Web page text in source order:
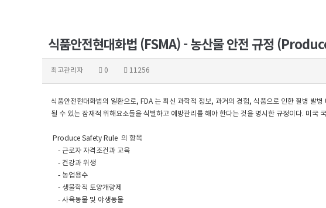
식품안전현대화법 (FSMA) - 농산물 안전 규정
최고관리자 0 11256
식품안전현대화법의 일환으로, FDA 는 최신 과학적 정보, 과거의 경험, 식품으로 인한 질병 발
될 수 있는 잠재적 위해요소들을 식별하고 예방관리를 해야 한다는 것을 명시한 규정이다. 미국
Produce Safety Rule 의 항목
- 근로자 자격조건과 교육
- 건강과 위생
- 농업용수
- 생물학적 토양개량제
- 사육동물 및 야생동물